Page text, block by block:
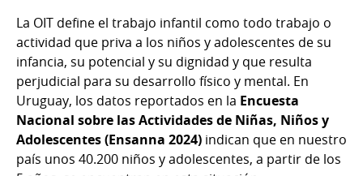
La OIT define el trabajo infantil como todo trabajo o
actividad que priva a los niños y adolescentes de su
infancia, su potencial y su dignidad y que resulta
perjudicial para su desarrollo físico y mental. En
Uruguay, los datos reportados en la Encuesta
Nacional sobre las Actividades de Niñas, Niños y
Adolescentes (Ensanna 2024) indican que en nuestro
país unos 40.200 niños y adolescentes, a partir de los